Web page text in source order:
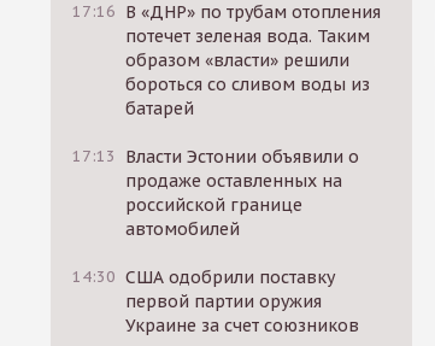
17:16 В «ДНР» по трубам отопления
потечет зеленая вода. Таким
образом «власти» решили
бороться со сливом воды из
батарей
17:13
Власти Эстонии объявили о
продаже оставленных на
российской границе
автомобилей
14:30 США одобрили поставку
первой партии оружия
Украине за счет союзников